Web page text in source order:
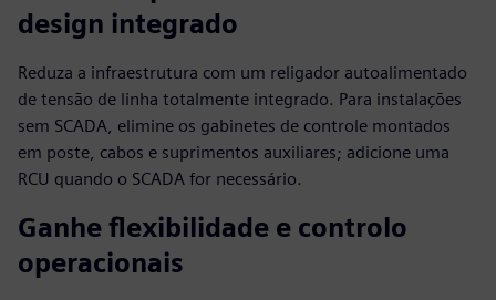
design integrado
Reduza a infraestrutura com um religador autoalimentado
de tensão de linha totalmente integrado. Para instalações
sem SCADA, elimine os gabinetes de controle montados
em poste, cabos e suprimentos auxiliares; adicione uma
RCU quando o SCADA for necessário.
Ganhe flexibilidade e controlo
operacionais